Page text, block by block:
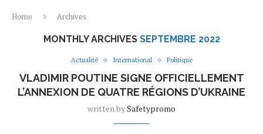
Home Archives
MONTHLY ARCHIVES SEPTEMBRE 2022
Actualité International Politique
VLADIMIR POUTINE SIGNE OFFICIELLEMENT
L’ANNEXION DE QUATRE RÉGIONS D’UKRAINE
written bySafetypromo